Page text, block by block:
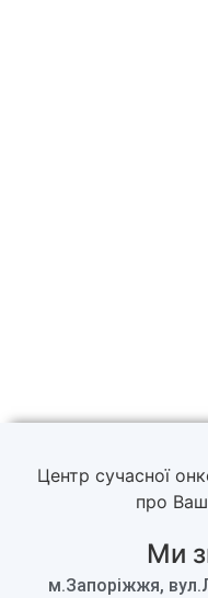
Центр сучасної
про
Ми
м.Запоріжжя,